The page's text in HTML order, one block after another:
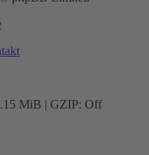
MiB | GZIP: Off